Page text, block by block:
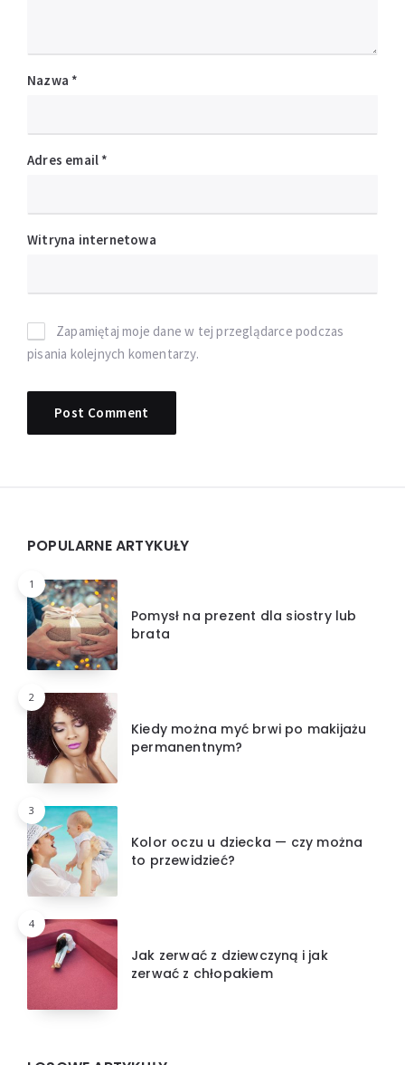
Nazwa *
Adres email *
Witryna internetowa
Zapamiętaj moje dane w tej przeglądarce podczas
pisania kolejnych komentarzy.
Widgets
POPULARNE ARTYKUŁY
1
Pomysł na prezent dla siostry lub
brata
2
Kiedy można myć brwi po makijażu
permanentnym?
3
Kolor oczu u dziecka — czy można
to przewidzieć?
4
Jak zerwać z dziewczyną i jak
zerwać z chłopakiem